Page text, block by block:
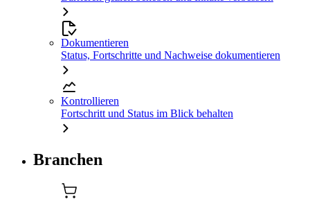
Dokumentieren
Status, Fortschritte und Nachweise dokumentieren
Kontrollieren
Fortschritt und Status im Blick behalten
Branchen